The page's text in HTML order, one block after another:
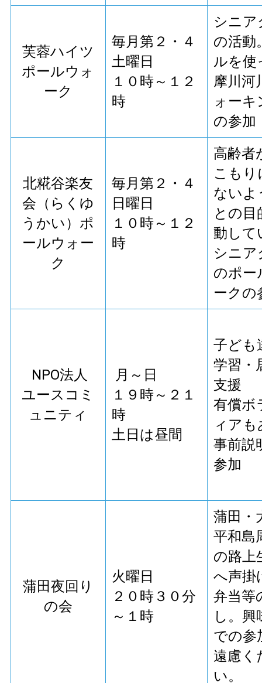
芙蓉ハイツ
ポールウォ
ーク
毎月第２・４
土曜日
１０時～１２
時
シニア
の活動
ルを使
摩川河
ォーキ
の参加
北糀谷楽友
会（らくゆ
うかい）ポ
ールウォー
ク
毎月第２・４
日曜日
１０時～１２
時
高齢者
こもり
ないよ
との目
動して
シニア
のポー
ークの
NPO法人
ユースコミ
ュニティ
月～日
１９時～２１
時
土日は昼間
子ども
学習・
支援
有償ボ
ィアも
事前説
参加
蒲田夜回り
の会
火曜日
２０時３０分
～１時
蒲田・
平和島
の路上
へ声掛
弁当等
し。興
での参
遠慮く
い。